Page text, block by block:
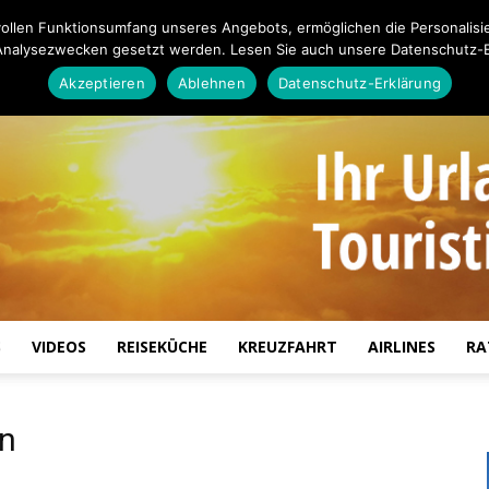
VIDEOS REISEKÜCHE KREUZFAHRT AIRLINES
Funktionsumfang unseres Angebots, ermöglichen die
gesetzt werden. Lesen Sie auch unsere Datenschutz-
Akzeptieren
Ablehnen Datenschutz-Erklärung